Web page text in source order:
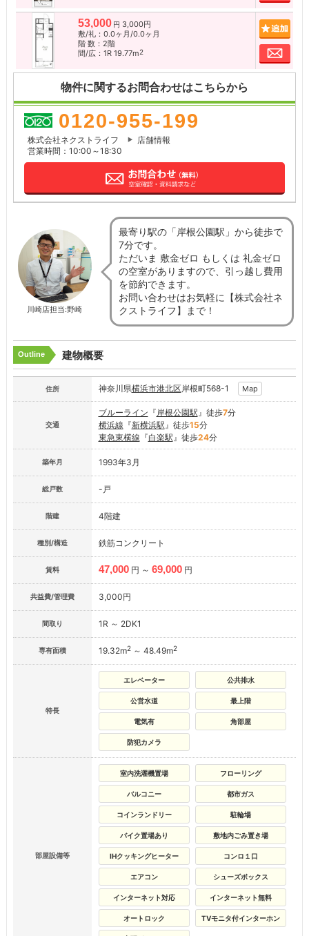
53,000 円 3,000円
敷/礼：0.0ヶ月/0.0ヶ月
階 数：2階
間/広：1R 19.77m2 お
物件に関するお問合わせはこちらから
0120-955-199
株式会社ネクストライフ
店舗情報
営業時間：10:00～18:30
川崎店担当:野崎
最寄り駅の「岸根公園駅」から徒歩で
7分です。
ただいま 敷金ゼロ もしくは 礼金ゼロ
の空室がありますので、引っ越し費用
を節約できます。
お問い合わせはお気軽に【株式会社ネ
クストライフ】まで！
Outline 建物概要
住所 神奈川県横浜市港北区岸根町568-1 Map
交通
ブルーライン 『岸根公園駅』徒歩7分
横浜線 『新横浜駅』徒歩15分
東急東横線 『白楽駅』徒歩24分
築年月 1993年3月
総戸数 -戸
階建 4階建
種別/構造 鉄筋コンクリート
賃料 47,000 円 ～ 69,000 円
共益費/管理費 3,000円
間取り 1R ～ 2DK1
専有面積 19.32m2～ 48.49m2
特長
エレベーター 公共排水
公営水道 最上階
電気有 角部屋
防犯カメラ
部屋設備等
室内洗濯機置場 フローリング
バルコニー 都市ガス
コインランドリー 駐輪場
バイク置場あり 敷地内ごみ置き場
IHクッキングヒーター コンロ１口
エアコン シューズボックス
インターネット対応 インターネット無料
オートロック TVモニタ付インターホン